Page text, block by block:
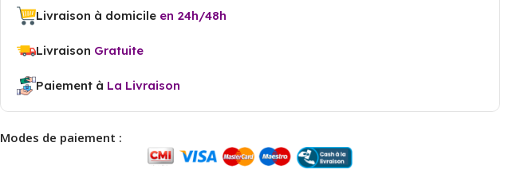
Livraison à domicile en 24h/48h
Livraison Gratuite
Paiement à La Livraison
Modes de paiement :